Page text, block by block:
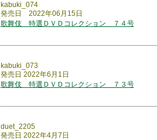
kabuki_074
発売日 2022年06月15日
歌舞伎 特選ＤＶＤコレクション ７４号
kabuki_073
発売日 2022年6月1日
歌舞伎 特選ＤＶＤコレクション ７３号
duet_2205
発売日 2022年4月7日